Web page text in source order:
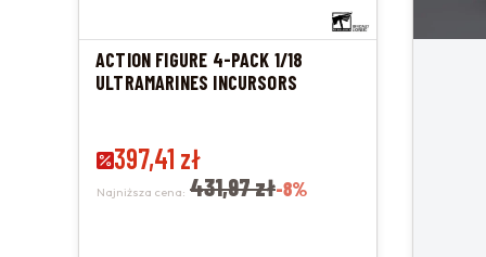
ACTION FIGURE 4-PACK 1/18
ULTRAMARINES INCURSORS
Cena promocyjna
397,41 zł
Najniższa cena: 431,97 zł-8%